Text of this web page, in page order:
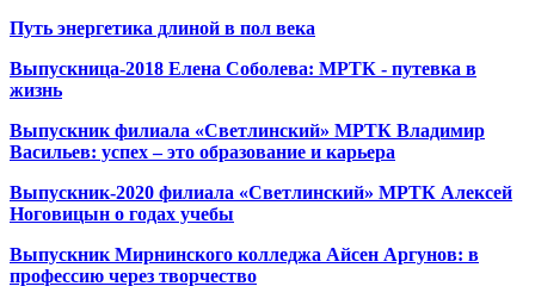
Путь энергетика длиной в пол века
Выпускница-2018 Елена Соболева: МРТК - путевка в
жизнь
Выпускник филиала «Светлинский» МРТК Владимир
Васильев: успех – это образование и карьера
Выпускник-2020 филиала «Светлинский» МРТК Алексей
Ноговицын о годах учебы
Выпускник Мирнинского колледжа Айсен Аргунов: в
профессию через творчество